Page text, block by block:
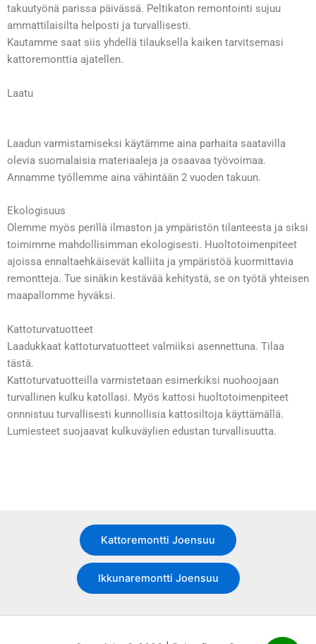
takuutyönä parissa päivässä. Peltikaton remontointi sujuu
ammattilaisilta helposti ja turvallisesti.
Kautamme saat siis yhdellä tilauksella kaiken tarvitsemasi
kattoremonttia ajatellen.
Laatu
Laadun varmistamiseksi käytämme aina parhaita saatavilla
olevia suomalaisia materiaaleja ja osaavaa työvoimaa.
Annamme työllemme aina vähintään 2 vuoden takuun.
Ekologisuus
Olemme myös perillä ilmaston ja ympäristön tilanteesta ja siksi
toimimme mahdollisimman ekologisesti. Huoltotoimenpiteet
ajoissa ennaltaehkäisevät kalliita ja ympäristöä kuormittavia
remontteja. Tue sinäkin kestävää kehitystä, se on työtä yhteisen
maapallomme hyväksi.
Kattoturvatuotteet
Laadukkaat kattoturvatuotteet valmiiksi asennettuna. Tilaa
tästä.
Kattoturvatuotteilla varmistetaan esimerkiksi nuohoojaan
turvallinen kulku katollasi. Myös kattosi huoltotoimenpiteet
onnnistuu turvallisesti kunnollisia kattosiltoja käyttämällä.
Lumiesteet suojaavat kulkuväylien edustan turvallisuutta.
Kattoremontti Joensuu
Ikkunaremontti Joensuu